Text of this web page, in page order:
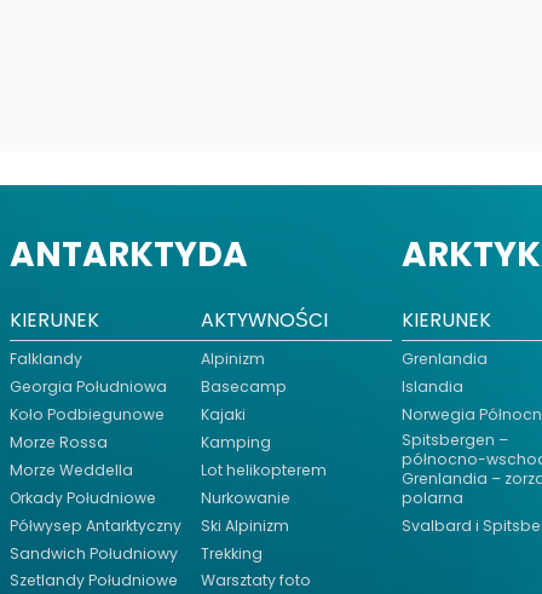
ANTARKTYDA
KIERUNEK
Falklandy
Georgia Południowa
Koło Podbiegunowe
Morze Rossa
Morze Weddella
Orkady Południowe
Półwysep Antarktyczny
Sandwich Południowy
Szetlandy Południowe
AKTYWNOŚCI
Alpinizm
Basecamp
Kajaki
Kamping
Lot helikopterem
Nurkowanie
Ski Alpinizm
Trekking
Warsztaty foto
KIERUNEK
Grenlandia
Islandia
Norwegia
Spitsbergen –
północno-
Grenlandia –
polarna
Svalbard i